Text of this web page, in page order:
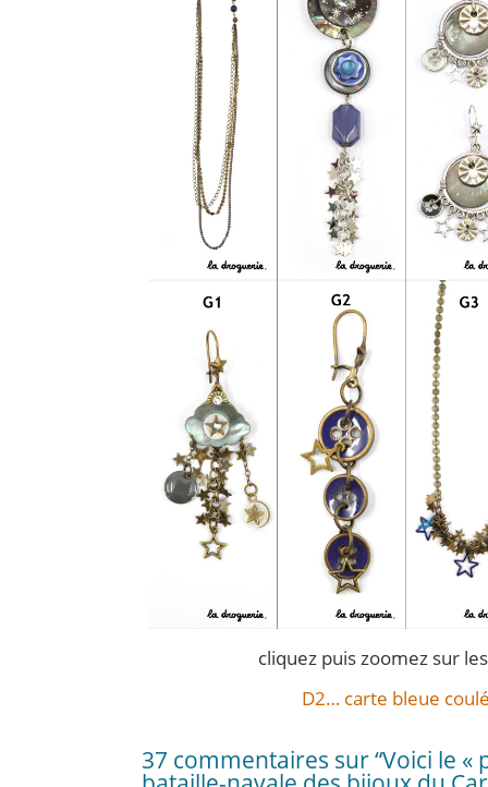
cliquez puis zoomez sur
D2… carte bleue
37 commentaires sur “Voici le «